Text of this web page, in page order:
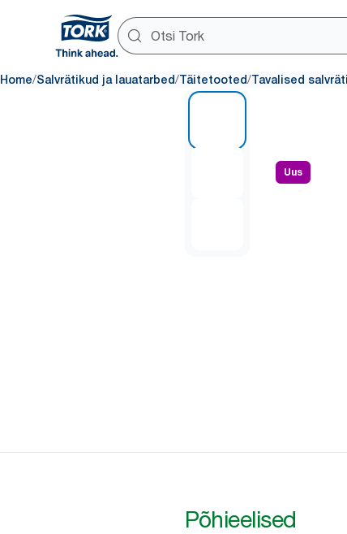
Home/Salvrätikud ja lauatarbed/Täitetooted/Tavalised
Uus
1 of 3
Põhieelised